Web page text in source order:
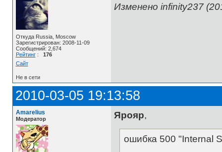
Откуда Russia, Moscow
Зарегистрирован: 2008-11-09
Сообщений: 2,674
Рейтинг: 176
Сайт
Изменено infinity237
Не в сети
2010-03-05 19:13:58
Amarelius
Модератор Ярояр,
ошибка 500 "Internal